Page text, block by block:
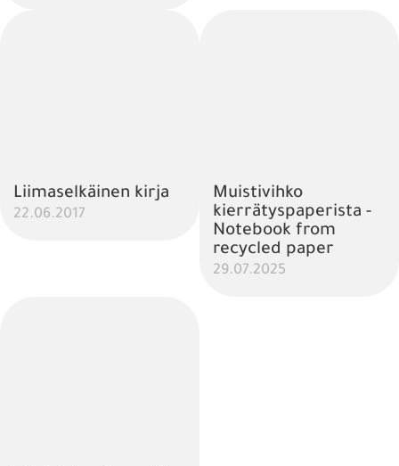
Liimaselkäinen kirja
22.06.2017
Muistivihko
kierrätyspaperista -
Notebook from
recycled paper
29.07.2025